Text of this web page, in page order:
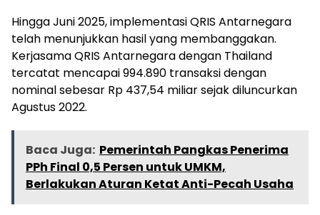
Hingga Juni 2025, implementasi QRIS Antarnegara
telah menunjukkan hasil yang membanggakan.
Kerjasama QRIS Antarnegara dengan Thailand
tercatat mencapai 994.890 transaksi dengan
nominal sebesar Rp 437,54 miliar sejak diluncurkan
Agustus 2022.
Baca Juga: Pemerintah Pangkas Penerima
PPh Final 0,5 Persen untuk UMKM,
Berlakukan Aturan Ketat Anti-Pecah Usaha